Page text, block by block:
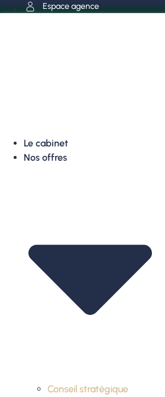
Aller
Espace agence
Le cabinet
Nos offres
Conseil stratégique